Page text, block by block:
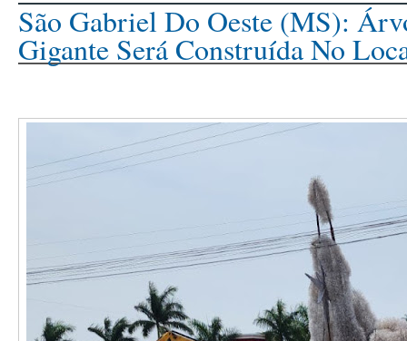
São Gabriel Do Oeste (MS):
Gigante Será Construída No